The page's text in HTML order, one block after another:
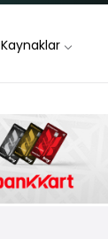
Kaynaklar